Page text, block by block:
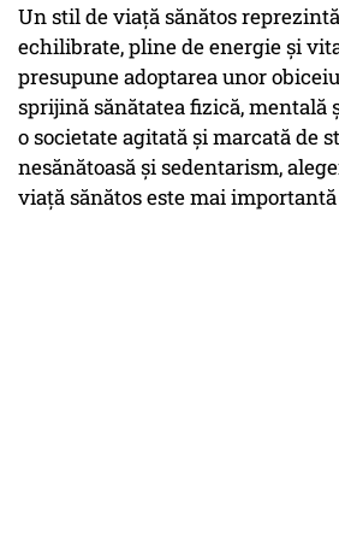
Un stil de viață sănătos
echilibrate, pline de energie și
presupune adoptarea unor
sprijină sănătatea fizică, mentală
o societate agitată și marcată de
nesănătoasă și sedentarism,
viață sănătos este mai